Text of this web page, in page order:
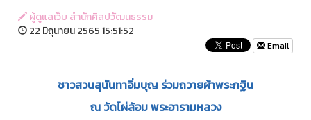
ผู้ดูแลเว็บ สำนักศิลปวัฒนธรรม
22 มิถุนายน 2565 15:51:52
Email
ชาวสวนสุนันทาอิ่มบุญ ร่วมถวายผ้าพระกฐิน
ณ วัดไผ่ล้อม พระอารามหลวง